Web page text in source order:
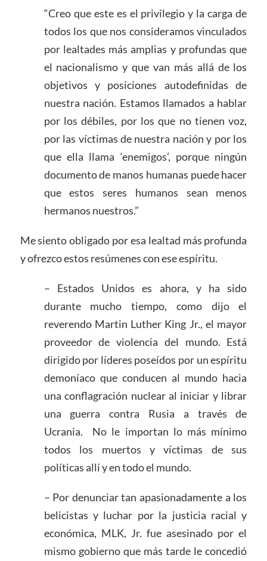
“Creo que este es el privilegio y la carga de
todos los que nos consideramos vinculados
por lealtades más amplias y profundas que
el nacionalismo y que van más allá de los
objetivos y posiciones autodefinidas de
nuestra nación. Estamos llamados a hablar
por los débiles, por los que no tienen voz,
por las víctimas de nuestra nación y por los
que ella llama ‘enemigos’, porque ningún
documento de manos humanas puede hacer
que estos seres humanos sean menos
hermanos nuestros.”
Me siento obligado por esa lealtad más profunda
y ofrezco estos resúmenes con ese espíritu.
– Estados Unidos es ahora, y ha sido
durante mucho tiempo, como dijo el
reverendo Martin Luther King Jr., el mayor
proveedor de violencia del mundo. Está
dirigido por líderes poseídos por un espíritu
demoníaco que conducen al mundo hacia
una conflagración nuclear al iniciar y librar
una guerra contra Rusia a través de
Ucrania. No le importan lo más mínimo
todos los muertos y víctimas de sus
políticas allí y en todo el mundo.
– Por denunciar tan apasionadamente a los
belicistas y luchar por la justicia racial y
económica, MLK, Jr. fue asesinado por el
mismo gobierno que más tarde le concedió